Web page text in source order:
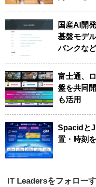
国産AI開
基盤モデ
バンクな
富士通、
盤を共同
も活用
Spacidと
置・時刻
IT Leadersをフォロー